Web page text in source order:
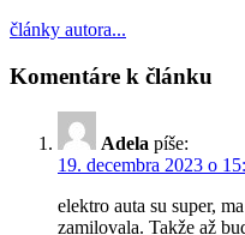
články autora...
Komentáre k článku
Adela píše:
19. decembra 2023 o
elektro auta su super,
zamilovala. Takže až